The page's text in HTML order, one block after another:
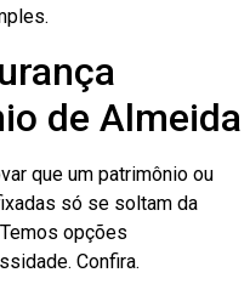
de Almeida
que um patrimônio ou
só se soltam da
opções
Confira.